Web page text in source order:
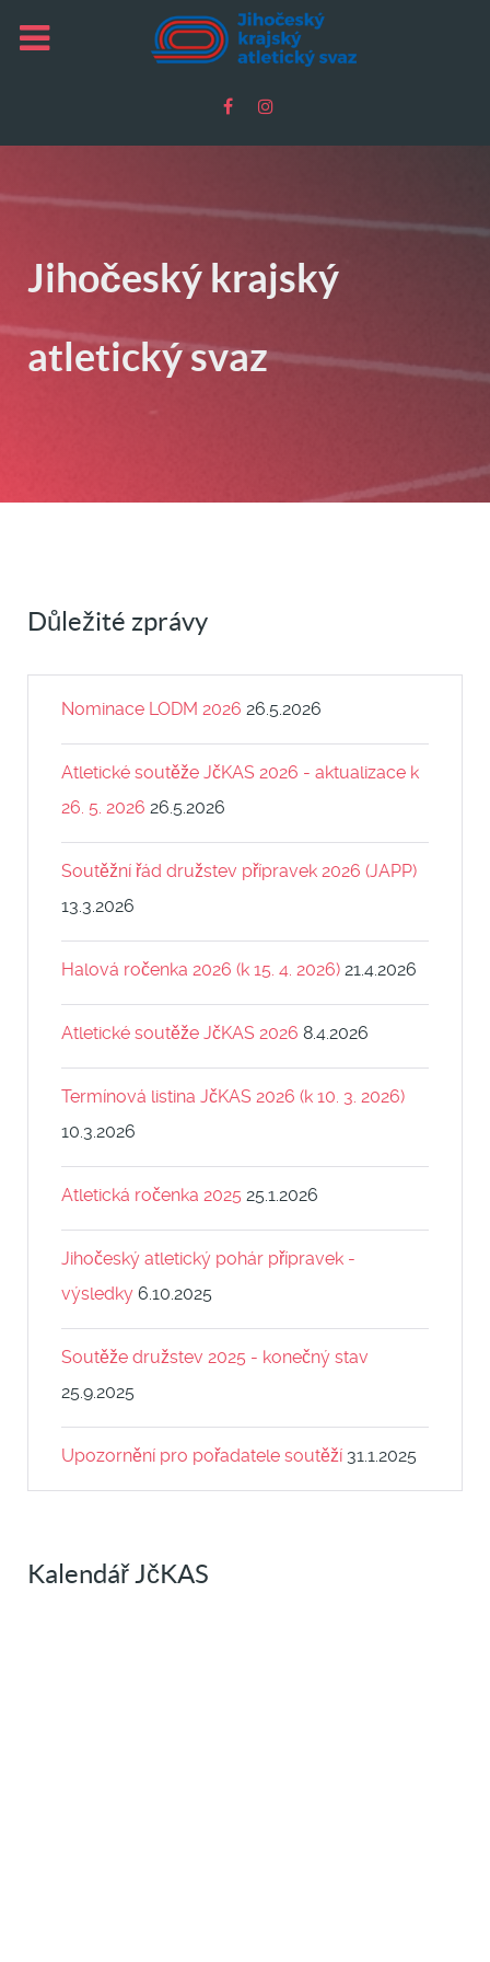
Jihočeský krajský
atletický svaz
Důležité zprávy
Nominace LODM 2026 26.5.2026
Atletické soutěže JčKAS 2026 - aktualizace k
26. 5. 2026 26.5.2026
Soutěžní řád družstev přípravek 2026 (JAPP)
13.3.2026
Halová ročenka 2026 (k 15. 4. 2026) 21.4.2026
Atletické soutěže JčKAS 2026 8.4.2026
Termínová listina JčKAS 2026 (k 10. 3. 2026)
10.3.2026
Atletická ročenka 2025 25.1.2026
Jihočeský atletický pohár přípravek -
výsledky 6.10.2025
Soutěže družstev 2025 - konečný stav
25.9.2025
Upozornění pro pořadatele soutěží 31.1.2025
Kalendář JčKAS